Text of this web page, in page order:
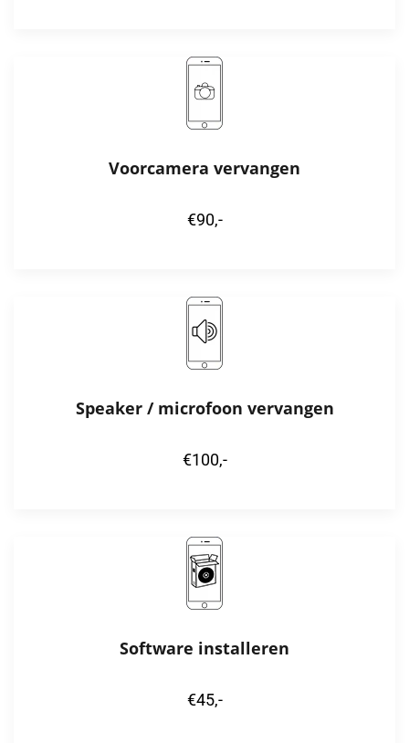
Voorcamera vervangen
€90,-
Speaker / microfoon vervangen
€100,-
Software installeren
€45,-